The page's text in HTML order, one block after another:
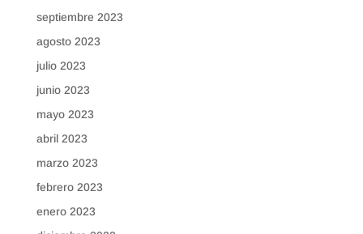
septiembre 2023
agosto 2023
julio 2023
junio 2023
mayo 2023
abril 2023
marzo 2023
febrero 2023
enero 2023